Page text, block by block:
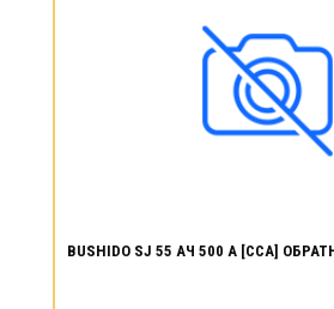
BUSHIDO SJ 55 АЧ 500 А [CCA]